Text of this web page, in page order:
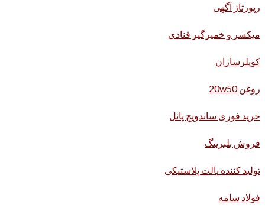
رپورتاژ آگهی
میکسر و خمیرگیر قنادی
کوپلرسازان
روغن 20w50
خرید فوری ساندویچ پانل
فروش بلبرینگ
تولید کننده پالت پلاستیکی
فولاد سامه